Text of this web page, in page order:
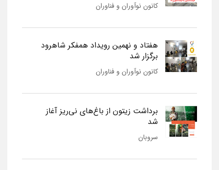
کانون نوآوران و فناوران
هفتاد و نهمین رویداد همفکر شاهرود
برگزار شد
کانون نوآوران و فناوران
برداشت زیتون از باغ‌های نی‌ریز آغاز
شد
سروبان